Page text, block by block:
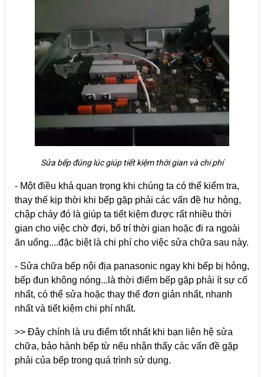
Sửa bếp đúng lúc giúp tiết kiệm thời gian và chi phí
- Một điều khá quan trọng khi chúng ta có thể kiểm tra,
thay thế kịp thời khi bếp gặp phải các vấn đề hư hỏng,
chập cháy đó là giúp ta tiết kiệm được rất nhiều thời
gian cho việc chờ đợi, bố trí thời gian hoặc đi ra ngoài
ăn uống....đặc biệt là chi phí cho việc sửa chữa sau này.
- Sửa chữa bếp nội địa panasonic ngay khi bếp bị hỏng,
bếp đun không nóng...là thời điểm bếp gặp phải ít sự cố
nhất, có thể sửa hoặc thay thế đơn giản nhất, nhanh
nhất và tiết kiệm chi phí nhất.
>> Đây chính là ưu điểm tốt nhất khi bạn liên hệ sửa
chữa, bảo hành bếp từ nếu nhận thấy các vấn đề gặp
phải của bếp trong quá trình sử dụng.